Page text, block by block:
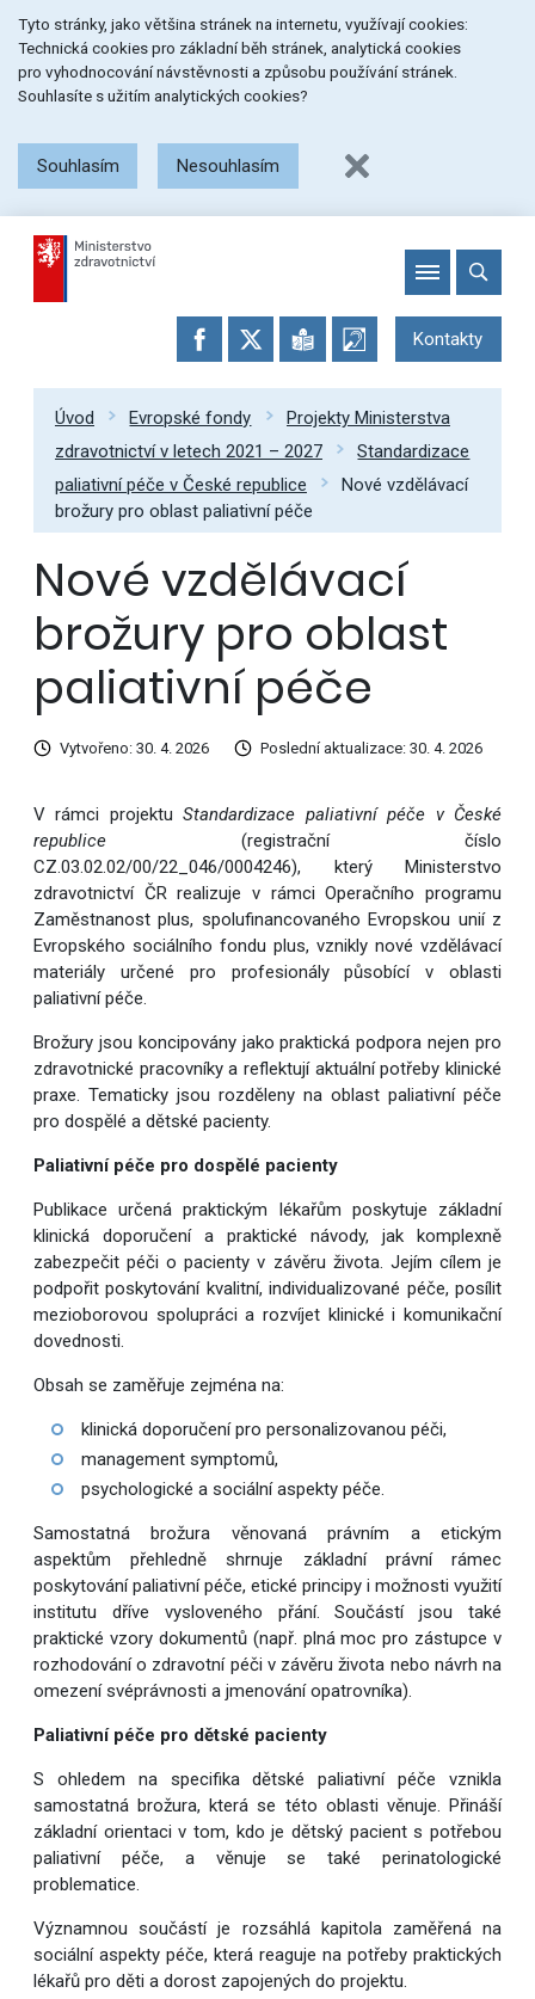
na
menu
na
obsah
na
patičku
stránky
Tyto stránky, jako většina stránek na internetu, využívají cookies:
Technická cookies pro základní běh stránek, analytická cookies
pro vyhodnocování návstěvnosti a způsobu používání stránek.
Souhlasíte s užitím analytických cookies?
Souhlasím Nesouhlasím
Kontakty
Úvod Evropské fondy
Projekty Ministerstva
zdravotnictví v letech 2021 – 2027
Standardizace
paliativní péče v České republice
Nové vzdělávací
brožury pro oblast paliativní péče
Nové vzdělávací
brožury pro oblast
paliativní péče
Vytvořeno: 30. 4. 2026 Poslední aktualizace: 30. 4. 2026
V rámci projektuStandardizace paliativní péče v České
republice(registrační číslo
CZ.03.02.02/00/22_046/0004246), který Ministerstvo
zdravotnictví ČR realizuje v rámci Operačního programu
Zaměstnanost plus, spolufinancovaného Evropskou unií z
Evropského sociálního fondu plus, vznikly nové vzdělávací
materiály určené pro profesionály působící v oblasti
paliativní péče.
Brožury jsou koncipovány jako praktická podpora nejen pro
zdravotnické pracovníky a reflektují aktuální potřeby klinické
praxe. Tematicky jsou rozděleny na oblast paliativní péče
pro dospělé a dětské pacienty.
Paliativní péče pro dospělé pacienty
Publikace určená praktickým lékařům poskytuje základní
klinická doporučení a praktické návody, jak komplexně
zabezpečit péči o pacienty v závěru života. Jejím cílem je
podpořit poskytování kvalitní, individualizované péče, posílit
mezioborovou spolupráci a rozvíjet klinické i komunikační
dovednosti.
Obsah se zaměřuje zejména na:
klinická doporučení pro personalizovanou péči,
management symptomů,
psychologické a sociální aspekty péče.
Samostatná brožura věnovaná právním a etickým
aspektům přehledně shrnuje základní právní rámec
poskytování paliativní péče, etické principy i možnosti využití
institutu dříve vysloveného přání. Součástí jsou také
praktické vzory dokumentů (např. plná moc pro zástupce v
rozhodování o zdravotní péči v závěru života nebo návrh na
omezení svéprávnosti a jmenování opatrovníka).
Paliativní péče pro dětské pacienty
S ohledem na specifika dětské paliativní péče vznikla
samostatná brožura, která se této oblasti věnuje. Přináší
základní orientaci v tom, kdo je dětský pacient s potřebou
paliativní péče, a věnuje se také perinatologické
problematice.
Významnou součástí je rozsáhlá kapitola zaměřená na
sociální aspekty péče, která reaguje na potřeby praktických
lékařů pro děti a dorost zapojených do projektu.